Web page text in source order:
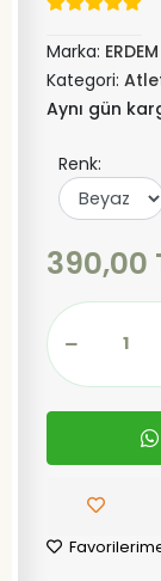
Marka: ERDEM
Kategori:
Aynı gün
Renk:
390,00